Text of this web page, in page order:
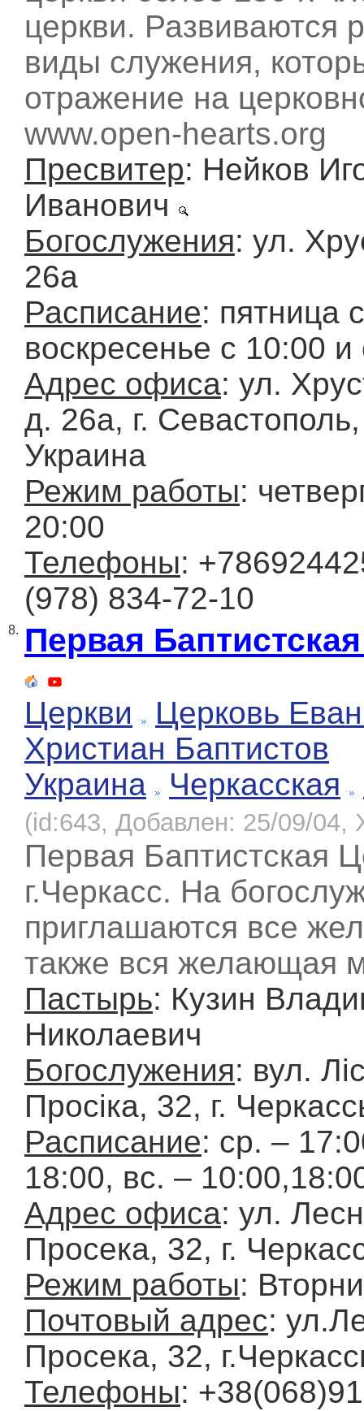
церкви. Развиваются
виды служения,
отражение на
www.open-hearts.org
Пресвитер: Нейков
Иванович
Богослужения: ул.
26а
Расписание: пятница
воскресенье с 10:00 и
Адрес офиса: ул.
д. 26а, г.
Украина
Режим работы:
20:00
Телефоны:
(978) 834-72-10
8. Первая
Церкви
Церковь
Христиан Баптистов
Украина
Черкасская
(id:643, Добавлен: 25/09/04,
Первая Баптистская
г.Черкасс. На
приглашаются все
также вся желающая
Пастырь: Кузин
Николаевич
Богослужения: вул.
Просіка, 32, г.
Расписание: ср. –
18:00, вс. –
Адрес офиса: ул.
Просека, 32, г.
Режим работы:
Почтовый адрес:
Просека, 32,
Телефоны: